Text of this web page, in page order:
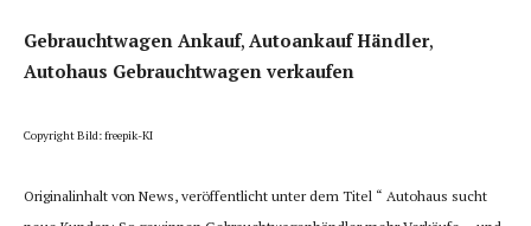
Gebrauchtwagen Ankauf, Autoankauf Händler,
Autohaus Gebrauchtwagen verkaufen
Copyright Bild: freepik-KI
Originalinhalt von News, veröffentlicht unter dem Titel “ Autohaus sucht